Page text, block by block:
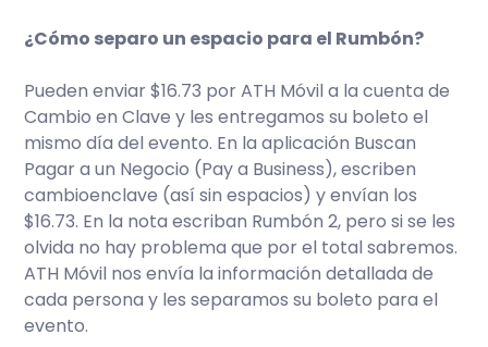
¿Cómo separo un espacio para el Rumbón?
Pueden enviar $16.73 por ATH Móvil a la cuenta de
Cambio en Clave y les entregamos su boleto el
mismo día del evento. En la aplicación Buscan
Pagar a un Negocio (Pay a Business), escriben
cambioenclave (así sin espacios) y envían los
$16.73. En la nota escriban Rumbón 2, pero si se les
olvida no hay problema que por el total sabremos.
ATH Móvil nos envía la información detallada de
cada persona y les separamos su boleto para el
evento.